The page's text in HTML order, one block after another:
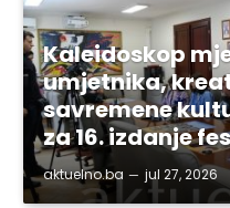
Kaleidoskop
umjetnika,
savremene
za 16. izdanje
aktuelno.ba jul 27, 2026